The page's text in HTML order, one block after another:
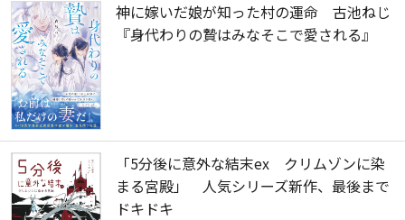
神に嫁いだ娘が知った村の運命 古池ねじ
『身代わりの贄はみなそこで愛される』
「5分後に意外な結末ex クリムゾンに染
まる宮殿」 人気シリーズ新作、最後まで
ドキドキ